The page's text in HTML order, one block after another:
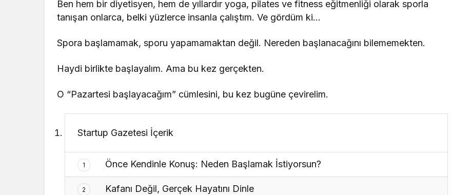
Ben hem bir diyetisyen, hem de yıllardır yoga, pilates ve fitness eğitmenliği olarak sporla
tanışan onlarca, belki yüzlerce insanla çalıştım. Ve gördüm ki…
Spora başlamamak, sporu yapamamaktan değil. Nereden başlanacağını bilememekten.
Haydi birlikte başlayalım. Ama bu kez gerçekten.
O “Pazartesi başlayacağım” cümlesini, bu kez bugüne çevirelim.
Startup Gazetesi İçerik
1 Önce Kendinle Konuş: Neden Başlamak İstiyorsun?
2 Kafanı Değil, Gerçek Hayatını Dinle